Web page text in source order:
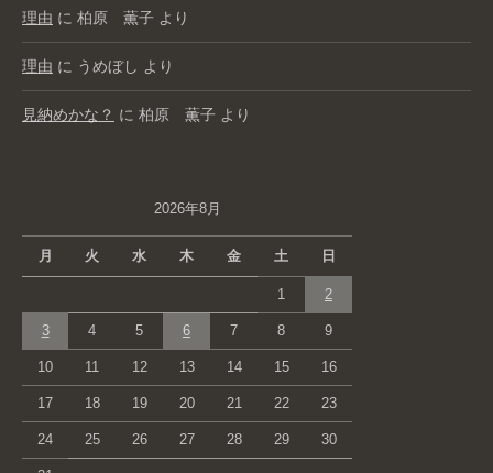
理由 に 柏原 薫子 より
理由 に うめぼし より
見納めかな？ に 柏原 薫子 より
2026年8月
月 火 水 木 金 土 日
1 2
3 4 5 6 7 8 9
10 11 12 13 14 15 16
17 18 19 20 21 22 23
24 25 26 27 28 29 30